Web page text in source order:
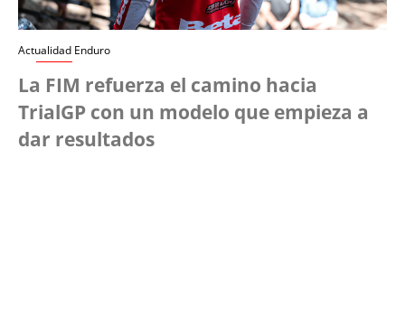
Actualidad Enduro
La FIM refuerza el camino hacia
TrialGP con un modelo que empieza a
dar resultados